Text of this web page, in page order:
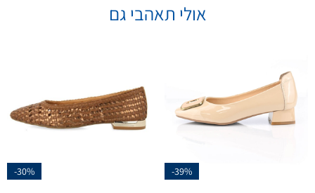
אולי תאהבי גם
-39%
-30%